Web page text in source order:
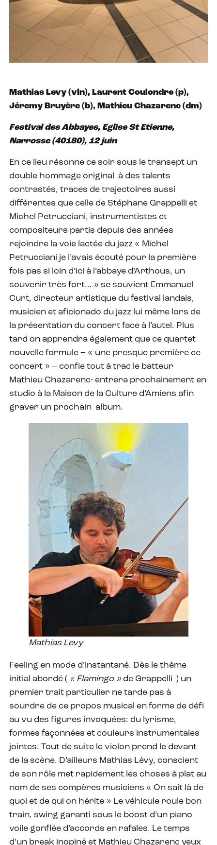
Mathias Levy (vln), Laurent Coulondre (p),
Jéremy Bruyère (b), Mathieu Chazarenc (dm)
Festival des Abbayes, Eglise St Etienne,
Narrosse (40180), 12 juin
En ce lieu résonne ce soir sous le transept un
double hommage original à des talents
contrastés, traces de trajectoires aussi
différentes que celle de Stéphane Grappelli et
Michel Petrucciani, instrumentistes et
compositeurs partis depuis des années
rejoindre la voie lactée du jazz « Michel
Petrucciani je l’avais écouté pour la première
fois pas si loin d’ici à l’abbaye d’Arthous, un
souvenir très fort… » se souvient Emmanuel
Curt, directeur artistique du festival landais,
musicien et aficionado du jazz lui même lors de
la présentation du concert face à l’autel. Plus
tard on apprendra également que ce quartet
nouvelle formule – « une presque première ce
concert » – confie tout à trac le batteur
Mathieu Chazarenc- entrera prochainement en
studio à la Maison de la Culture d’Amiens afin
graver un prochain album.
Mathias Levy
Feeling en mode d’instantané. Dès le thème
initial abordé ( « Flamingo » de Grappelli ) un
premier trait particulier ne tarde pas à
sourdre de ce propos musical en forme de défi
au vu des figures invoquées: du lyrisme,
formes façonnées et couleurs instrumentales
jointes. Tout de suite le violon prend le devant
de la scène. D’ailleurs Mathias Lévy, conscient
de son rôle met rapidement les choses à plat au
nom de ses compères musiciens « On sait là de
quoi et de qui on hérite » Le véhicule roule bon
train, swing garanti sous le boost d’un piano
voile gonflée d’accords en rafales. Le temps
d’un break inopiné et Mathieu Chazarenc yeux